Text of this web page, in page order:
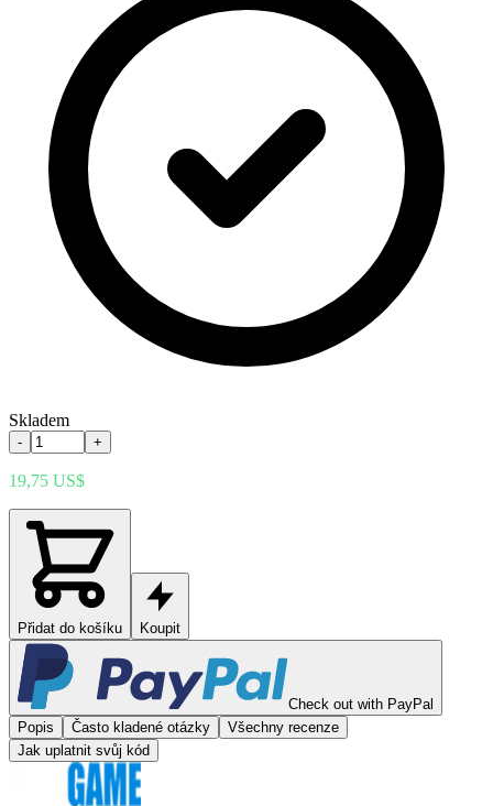
Skladem
- +
19,75 US$
Přidat do košíku Koupit
Check out with PayPal
Popis
Často kladené otázky
Všechny recenze
Jak uplatnit svůj kód